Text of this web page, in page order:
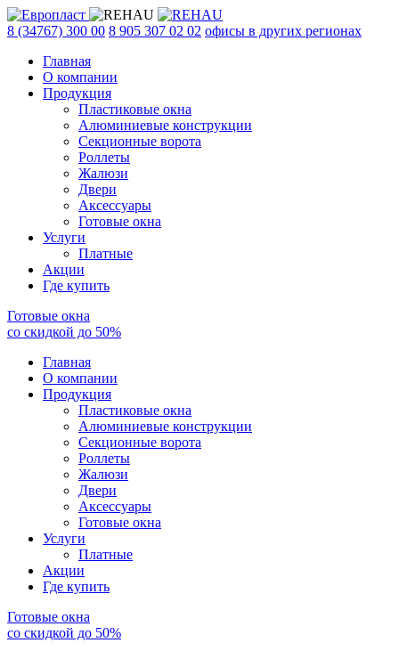
8 (34767) 300 00 8 905 307 02 02 офисы в других регионах
Главная
О компании
Продукция
Пластиковые окна
Алюминиевые конструкции
Секционные ворота
Роллеты
Жалюзи
Двери
Аксессуары
Готовые окна
Услуги
Платные
Акции
Где купить
Готовые окна
со скидкой до 50%
Главная
О компании
Продукция
Пластиковые окна
Алюминиевые конструкции
Секционные ворота
Роллеты
Жалюзи
Двери
Аксессуары
Готовые окна
Услуги
Платные
Акции
Где купить
Готовые окна
со скидкой до 50%